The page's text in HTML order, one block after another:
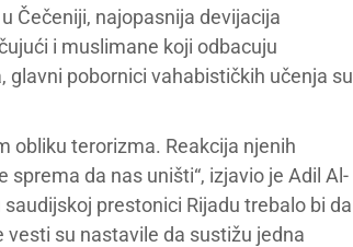
Čečeniji, najopasnija devijacija
i muslimane koji odbacuju
pobornici vahabističkih učenja su
obliku terorizma. Reakcija njenih
sprema da nas uništi“, izjavio je Adil Al-
prestonici Rijadu trebalo bi da
su nastavile da sustižu jedna